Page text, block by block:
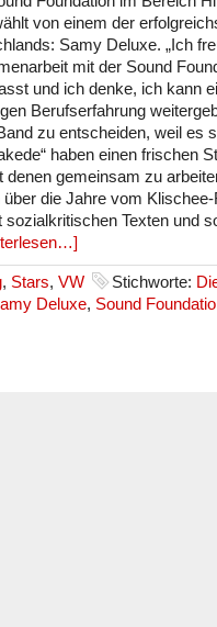
von einem der
Samy Deluxe. „Ich
mit der Sound
und ich denke, ich kann
Berufserfahrung
zu entscheiden, weil es
haben einen frischen
gemeinsam zu
die Jahre vom
Texten und
, Stars, VW Stichworte:
Deluxe, Sound